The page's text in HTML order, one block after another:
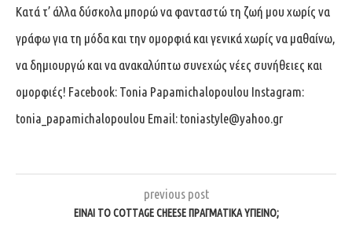
Κατά τ’ άλλα δύσκολα μπορώ να φανταστώ τη ζωή μου χωρίς να
γράφω για τη μόδα και την ομορφιά και γενικά χωρίς να μαθαίνω,
να δημιουργώ και να ανακαλύπτω συνεχώς νέες συνήθειες και
ομορφιές! Facebook: Tonia Papamichalopoulou Instagram:
tonia_papamichalopoulou Email: toniastyle@yahoo.gr
previous post
ΕΙΝΑΙ ΤΟ COTTAGE CHEESE ΠΡΑΓΜΑΤΙΚΑ ΥΓΙΕΙΝΟ;